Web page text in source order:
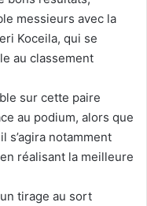
messieurs avec la
Koceila, qui se
au classement
sur cette paire
au podium, alors que
s’agira notamment
réalisant la meilleure
un tirage au sort